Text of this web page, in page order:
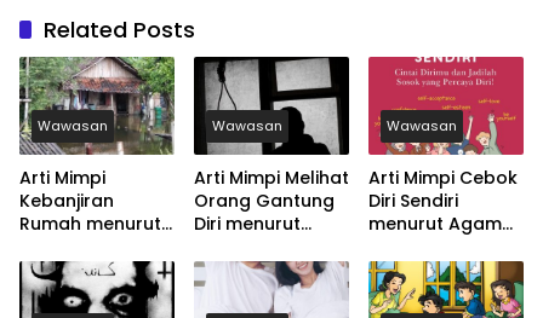
Related Posts
Wawasan
Arti Mimpi
Kebanjiran
Rumah menurut
dan Primbon
Jawa
Wawasan
Arti Mimpi Melihat
Orang Gantung
Diri menurut
dan Primbon
Jawa
Wawasan
Arti Mimpi Cebok
Diri Sendiri
menurut Agama,
Primbon Jawa